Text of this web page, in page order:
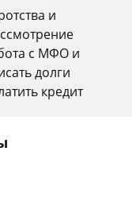
и
с МФО и
долги
кредит